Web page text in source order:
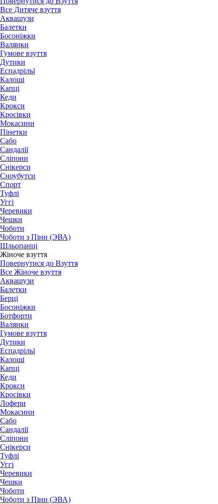
Все Дитяче взуття
Аквашузи
Балетки
Босоніжки
Валянки
Гумове взуття
Дутики
Еспадрільї
Калоші
Капці
Кеди
Крокси
Кросівки
Мокасини
Пінетки
Сабо
Сандалії
Сліпони
Снікерси
Сноубутси
Спорт
Туфлі
Уггі
Черевики
Чешки
Чоботи
Чоботи з Піни (ЭВА)
Шльопанці
Жіноче взуття
Повернутися до Взуття
Все Жіноче взуття
Аквашузи
Балетки
Берці
Босоніжки
Ботфорти
Валянки
Гумове взуття
Дутики
Еспадрільї
Калоші
Капці
Кеди
Крокси
Кросівки
Лофери
Мокасини
Сабо
Сандалії
Сліпони
Снікерси
Туфлі
Уггі
Черевики
Чешки
Чоботи
Чоботи з Піни (ЭВА)